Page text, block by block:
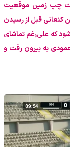
از سمت چپ زمین موقعیت
کنعانی قبل از رسیدن
که علی‌رغم تماشای
عمودی به بیرون رفت و